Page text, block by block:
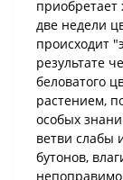
две недели
происходит
результате
беловатого
растением,
особых
ветви слабы
бутонов,